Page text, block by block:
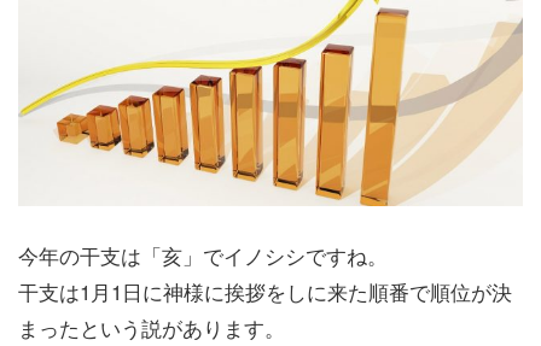
今年の干支は「亥」でイノシシですね。
干支は1月1日に神様に挨拶をしに来た順番で順位が決
まったという説があります。